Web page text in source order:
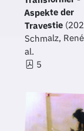
Aspekte der
Travestie
Schmalz,
al.
5